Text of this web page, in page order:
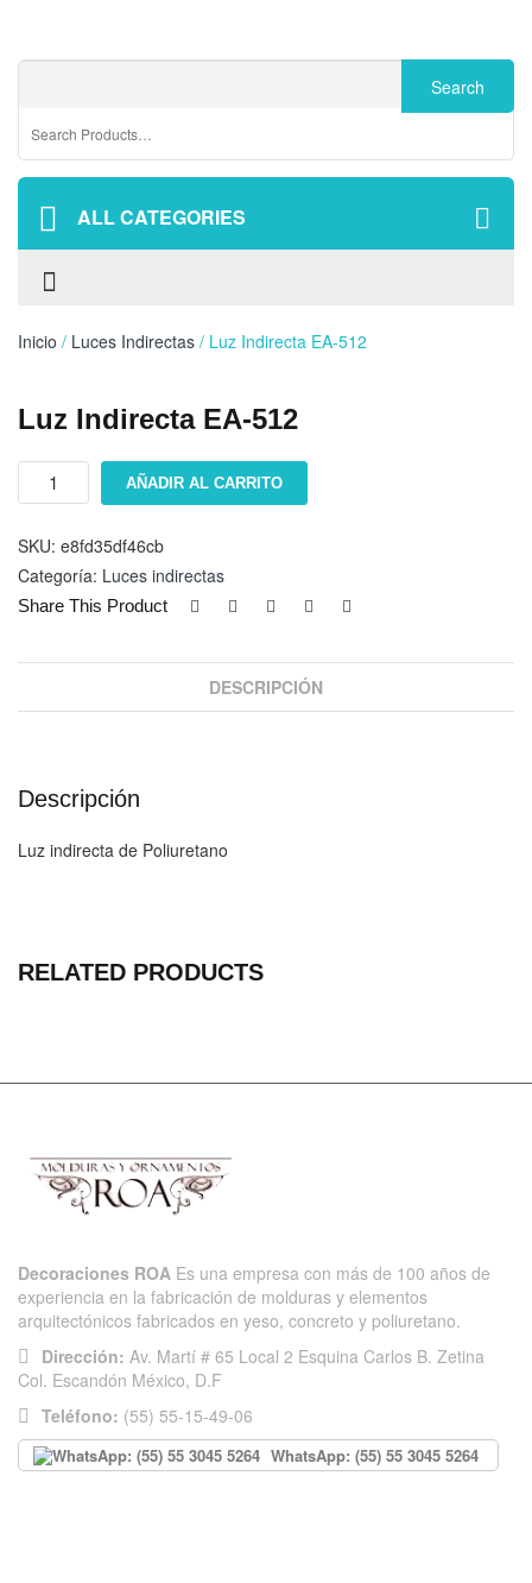
ALL CATEGORIES
Inicio / Luces Indirectas / Luz Indirecta EA-512
Luz Indirecta EA-512
indirecta
512
cantidad
AÑADIR AL CARRITO
SKU: e8fd35df46cb
Categoría: Luces indirectas
Share This Product
DESCRIPCIÓN
Descripción
Luz indirecta de Poliuretano
RELATED PRODUCTS
Decoraciones ROA Es una empresa con más de 100 años de
experiencia en la fabricación de molduras y elementos
arquitectónicos fabricados en yeso, concreto y poliuretano.
Dirección: Av. Martí # 65 Local 2 Esquina Carlos B. Zetina
Col. Escandón México, D.F
Teléfono: (55) 55-15-49-06
WhatsApp: (55) 55 3045 5264